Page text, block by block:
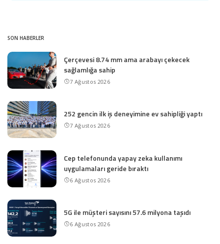
SON HABERLER
Çerçevesi 8.74 mm ama arabayı çekecek
sağlamlığa sahip
7 Ağustos 2026
252 gencin ilk iş deneyimine ev sahipliği yaptı
7 Ağustos 2026
Cep telefonunda yapay zeka kullanımı
uygulamaları geride bıraktı
6 Ağustos 2026
5G ile müşteri sayısını 57.6 milyona taşıdı
6 Ağustos 2026